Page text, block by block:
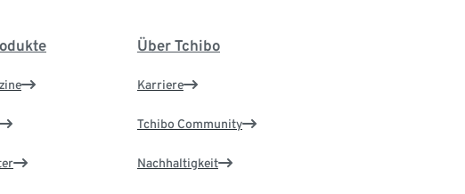
Über Tchibo
Karriere
Tchibo Community
Nachhaltigkeit